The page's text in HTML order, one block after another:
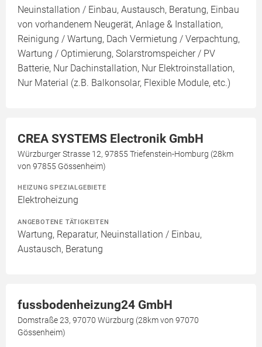
Neuinstallation / Einbau, Austausch, Beratung, Einbau
von vorhandenem Neugerät, Anlage & Installation,
Reinigung / Wartung, Dach Vermietung / Verpachtung,
Wartung / Optimierung, Solarstromspeicher / PV
Batterie, Nur Dachinstallation, Nur Elektroinstallation,
Nur Material (z.B. Balkonsolar, Flexible Module, etc.)
CREA SYSTEMS Electronik GmbH
Würzburger Strasse 12, 97855 Triefenstein-Homburg (28km
von 97855 Gössenheim)
HEIZUNG SPEZIALGEBIETE
Elektroheizung
ANGEBOTENE TÄTIGKEITEN
Wartung, Reparatur, Neuinstallation / Einbau,
Austausch, Beratung
fussbodenheizung24 GmbH
Domstraße 23, 97070 Würzburg (28km von 97070
Gössenheim)